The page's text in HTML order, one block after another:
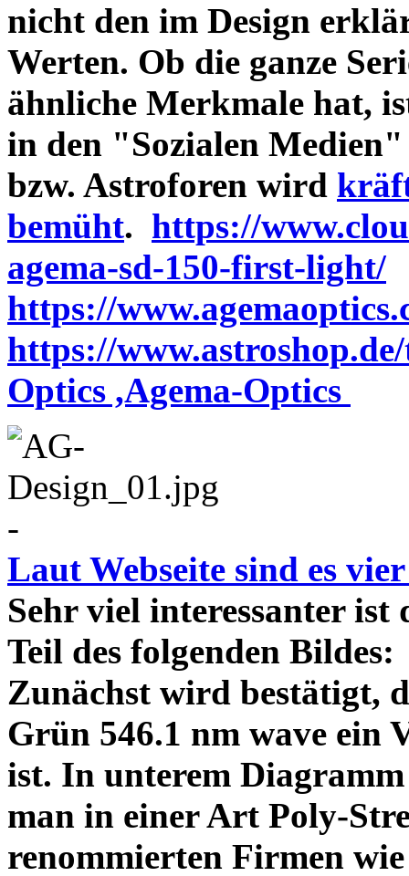
nicht den im Design
Werten. Ob die ganze
ähnliche Merkmale hat,
in den "Sozialen Medien"
bzw. Astroforen wird
bemüht. https://
agema-sd-150-first-light/
https://
https://
Optics ,Agema-Optics
-
Laut Webseite sind es
Sehr viel interessanter
Teil des folgenden
Zunächst wird bestätigt,
Grün 546.1 nm wave ein
ist. In unterem
man in einer Art Poly-
renommierten Firmen